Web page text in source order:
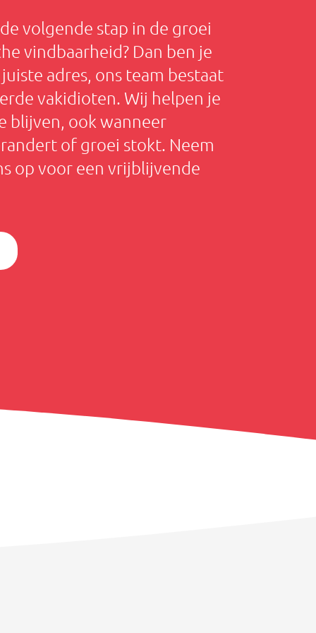
volgende stap in de groei
vindbaarheid? Dan ben je
adres, ons team bestaat
vakidioten. Wij helpen je
blijven, ook wanneer
of groei stokt. Neem
op voor een vrijblijvende